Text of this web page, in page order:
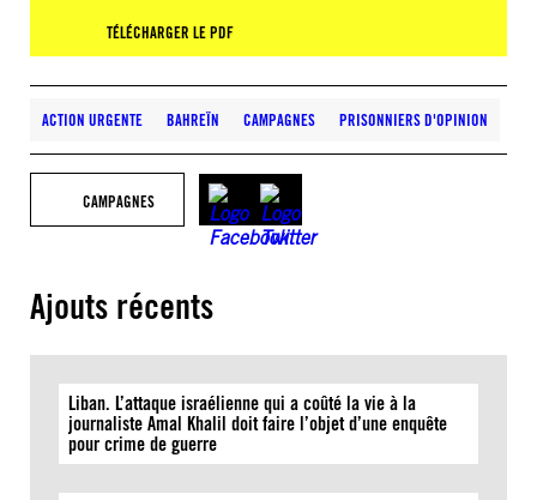
TÉLÉCHARGER LE PDF
ACTION URGENTE BAHREÏN CAMPAGNES PRISONNIERS D'OPINION
CAMPAGNES
Ajouts récents
Liban. L’attaque israélienne qui a coûté la vie à la
journaliste Amal Khalil doit faire l’objet d’une enquête
pour crime de guerre